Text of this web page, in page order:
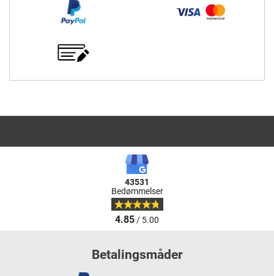
43531
Bedømmelser
4.85/ 5.00
Betalingsmåder